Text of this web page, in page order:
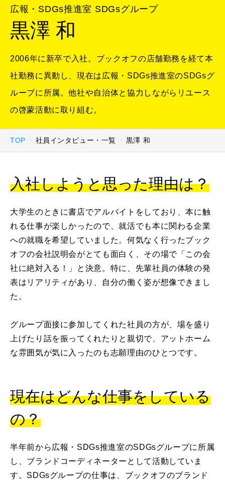
広報・SDGs推進室 SDGsグループ
黒澤 和
2006年に新卒で入社。ブックオフの店舗勤務を経て本
社勤務に異動し、現在は広報・SDGs推進室のSDGsグ
ループに所属。他社や自治体と協力しながらリユース
の啓蒙活動に取り組む。
TOP 社員インタビュー・一覧 黒澤 和
入社しようと思った理由は？
大学生のときに書店でアルバイトをしており、本に触
れる仕事が楽しかったので、就活でも本に関わる企業
への就職を希望していました。何気なく行ったブック
オフの会社説明会がとても面白く、その場で「この会
社に絶対入る！」と決意。特に、先輩社員の体験の発
表はリアリティがあり、自分の働く姿が想像できまし
た。
グループ面接に参加してくれた社員の方が、場を盛り
上げたり話を振ってくれたりと親切で、アットホーム
な雰囲気が気に入ったのも志願理由のひとつです。
現在はどんな仕事をしている
の？
半年前から広報・SDGs推進室のSDGsグループに所属
し、ブランドコーディネーターとして活動していま
す。SDGsグループの仕事は、ブックオフのブランド